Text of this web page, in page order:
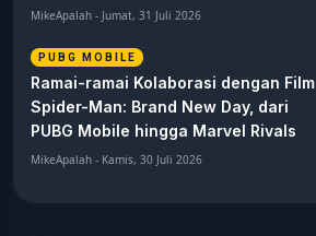
MikeApalah - Jumat, 31 Juli 2026
PUBG MOBILE
Ramai-ramai Kolaborasi dengan Film
Spider-Man: Brand New Day, dari
PUBG Mobile hingga Marvel Rivals
MikeApalah - Kamis, 30 Juli 2026